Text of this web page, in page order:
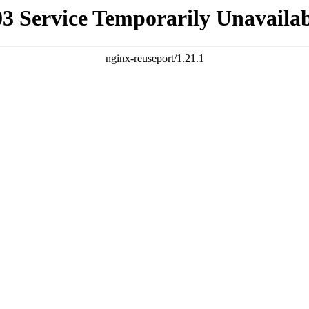
Service Temporarily
nginx-reuseport/1.21.1